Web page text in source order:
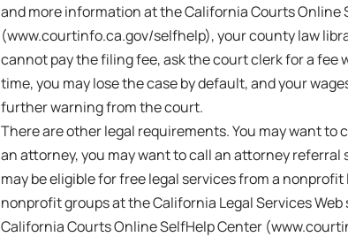
and more information at the California Courts Online
(www.courtinfo.ca.gov/selfhelp), your county law
cannot pay the filing fee, ask the court clerk for a fee
time, you may lose the case by default, and your
further warning from the court.
There are other legal requirements. You may want to
an attorney, you may want to call an attorney
may be eligible for free legal services from a
nonprofit groups at the California Legal Services
California Courts Online SelfHelp Center